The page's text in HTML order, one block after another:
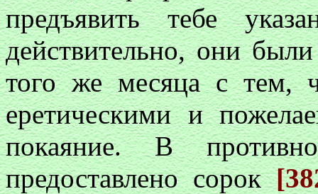
предъявить тебе
действительно, они
того же месяца с тем,
еретическими и
покаяние. В
предоставлено сорок